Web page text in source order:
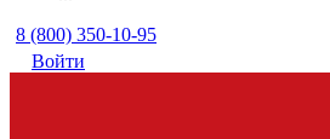
8 (800) 350-10-95
Войти